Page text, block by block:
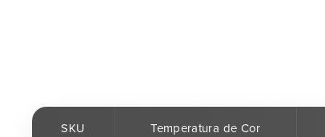
SKU Temperatura de Cor